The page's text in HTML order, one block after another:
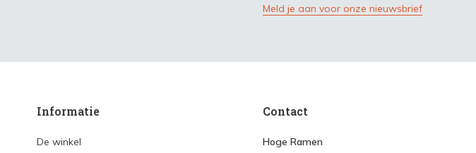
Meld je aan voor onze nieuwsbrief
Informatie
De winkel
Contact
Hoge Ramen